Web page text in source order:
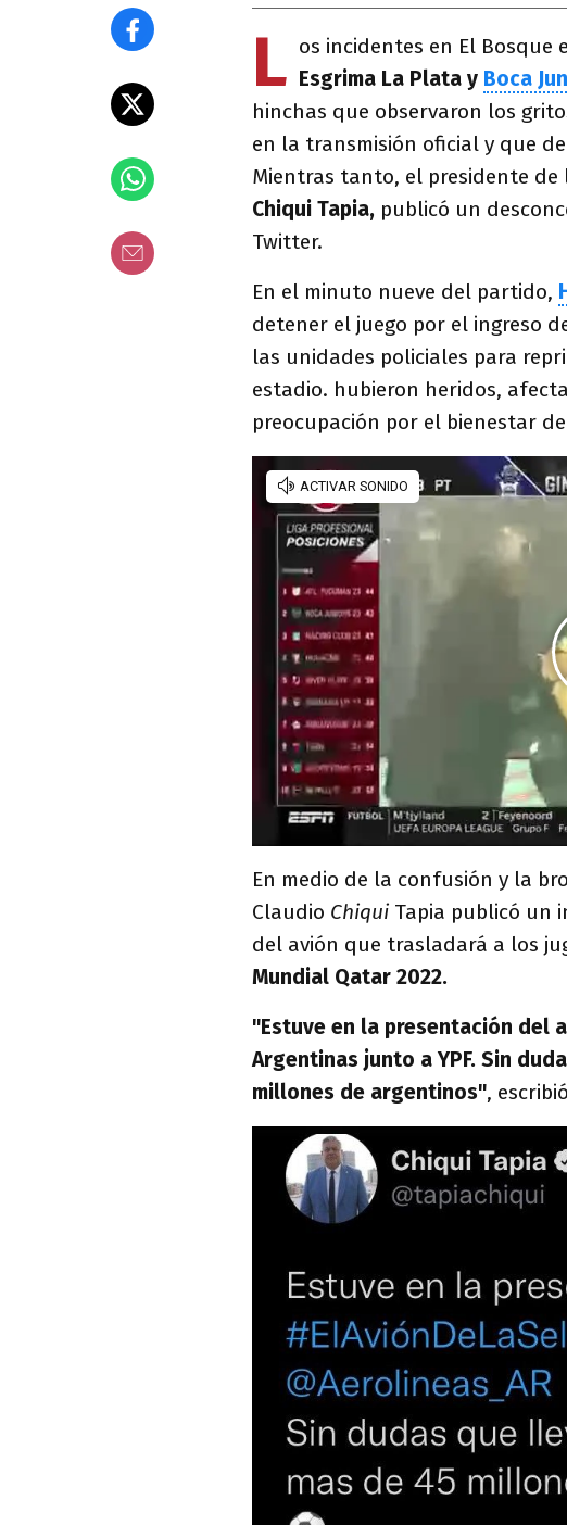
L os incidentes en El
Esgrima La Plata y Boca
hinchas que observaron los
en la transmisión oficial y que
Mientras tanto, el presidente de
Chiqui Tapia, publicó un
Twitter.
En el minuto nueve del partido,
detener el juego por el ingreso
las unidades policiales para
estadio. hubieron heridos,
preocupación por el bienestar
En medio de la confusión y la
Claudio Chiqui Tapia publicó un
del avión que trasladará a los
Mundial Qatar 2022.
"Estuve en la presentación del
Argentinas junto a YPF. Sin
millones de argentinos",